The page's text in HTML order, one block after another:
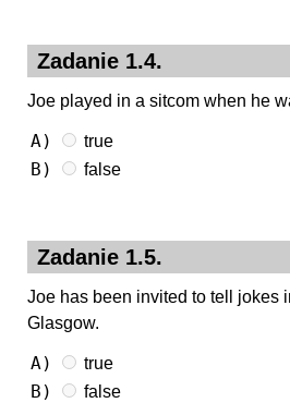
Zadanie 1.4.
Joe played in a sitcom when he
A) true
B) false
Zadanie 1.5.
Joe has been invited to tell jokes
Glasgow.
A) true
B) false